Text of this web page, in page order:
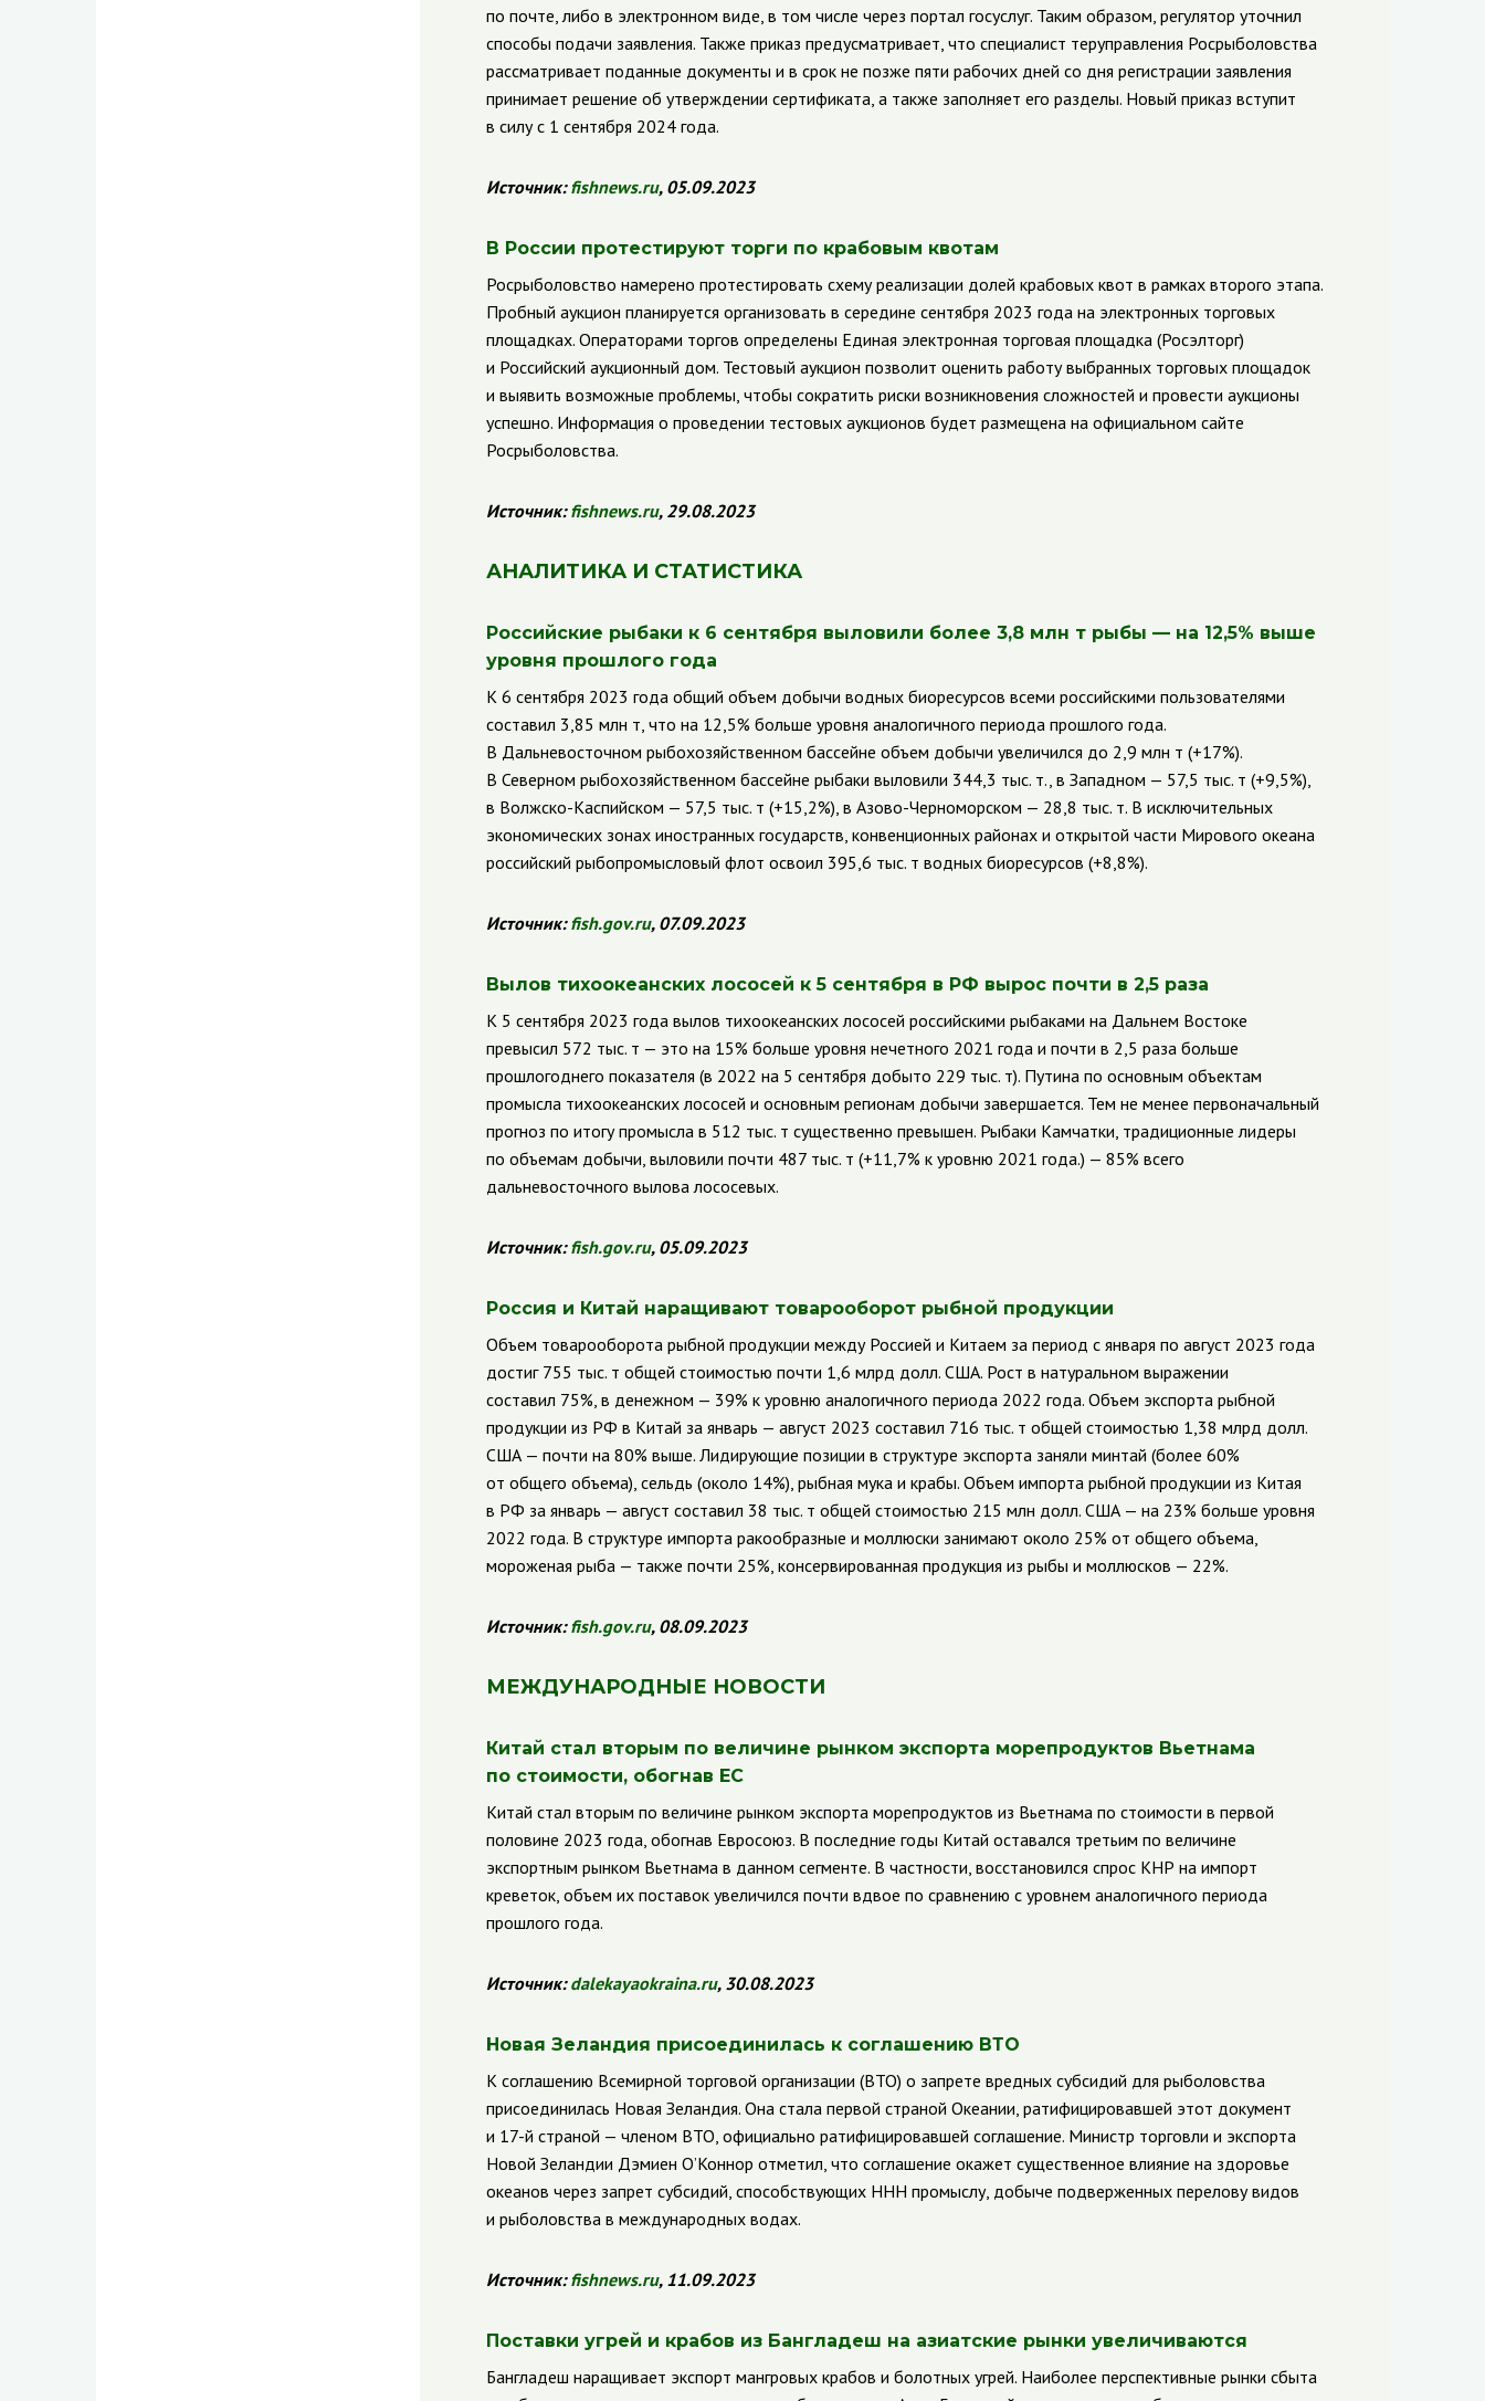
по почте, либо в электронном виде, в том числе через портал госуслуг. Таким образом, регулятор уточнил
способы подачи заявления. Также приказ предусматривает, что специалист теруправления Росрыболовства
рассматривает поданные документы и в срок не позже пяти рабочих дней со дня регистрации заявления
принимает решение об утверждении сертификата, а также заполняет его разделы. Новый приказ вступит
в силу с 1 сентября 2024 года.
Источник:fishnews.ru, 05.09.2023
В России протестируют торги по крабовым квотам
Росрыболовство намерено протестировать схему реализации долей крабовых квот в рамках второго этапа.
Пробный аукцион планируется организовать в середине сентября 2023 года на электронных торговых
площадках. Операторами торгов определены Единая электронная торговая площадка (Росэлторг)
и Российский аукционный дом. Тестовый аукцион позволит оценить работу выбранных торговых площадок
и выявить возможные проблемы, чтобы сократить риски возникновения сложностей и провести аукционы
успешно. Информация о проведении тестовых аукционов будет размещена на официальном сайте
Росрыболовства.
Источник:fishnews.ru, 29.08.2023
АНАЛИТИКА И СТАТИСТИКА
Российские рыбаки к 6 сентября выловили более 3,8 млн т рыбы — на 12,5% выше
уровня прошлого года
К 6 сентября 2023 года общий объем добычи водных биоресурсов всеми российскими пользователями
составил 3,85 млн т, что на 12,5% больше уровня аналогичного периода прошлого года.
В Дальневосточном рыбохозяйственном бассейне объем добычи увеличился до 2,9 млн т (+17%).
В Северном рыбохозяйственном бассейне рыбаки выловили 344,3 тыс. т., в Западном — 57,5 тыс. т (+9,5%),
в Волжско-Каспийском — 57,5 тыс. т (+15,2%), в Азово-Черноморском — 28,8 тыс. т. В исключительных
экономических зонах иностранных государств, конвенционных районах и открытой части Мирового океана
российский рыбопромысловый флот освоил 395,6 тыс. т водных биоресурсов (+8,8%).
Источник:fish.gov.ru, 07.09.2023
Вылов тихоокеанских лососей к 5 сентября в РФ вырос почти в 2,5 раза
К 5 сентября 2023 года вылов тихоокеанских лососей российскими рыбаками на Дальнем Востоке
превысил 572 тыс. т — это на 15% больше уровня нечетного 2021 года и почти в 2,5 раза больше
прошлогоднего показателя (в 2022 на 5 сентября добыто 229 тыс. т). Путина по основным объектам
промысла тихоокеанских лососей и основным регионам добычи завершается. Тем не менее первоначальный
прогноз по итогу промысла в 512 тыс. т существенно превышен. Рыбаки Камчатки, традиционные лидеры
по объемам добычи, выловили почти 487 тыс. т (+11,7% к уровню 2021 года.) — 85% всего
дальневосточного вылова лососевых.
Источник:fish.gov.ru, 05.09.2023
Россия и Китай наращивают товарооборот рыбной продукции
Объем товарооборота рыбной продукции между Россией и Китаем за период с января по август 2023 года
достиг 755 тыс. т общей стоимостью почти 1,6 млрд долл. США. Рост в натуральном выражении
составил 75%, в денежном — 39% к уровню аналогичного периода 2022 года. Объем экспорта рыбной
продукции из РФ в Китай за январь — август 2023 составил 716 тыс. т общей стоимостью 1,38 млрд долл.
США — почти на 80% выше. Лидирующие позиции в структуре экспорта заняли минтай (более 60%
от общего объема), сельдь (около 14%), рыбная мука и крабы. Объем импорта рыбной продукции из Китая
в РФ за январь — август составил 38 тыс. т общей стоимостью 215 млн долл. США — на 23% больше уровня
2022 года. В структуре импорта ракообразные и моллюски занимают около 25% от общего объема,
мороженая рыба — также почти 25%, консервированная продукция из рыбы и моллюсков — 22%.
Источник:fish.gov.ru, 08.09.2023
МЕЖДУНАРОДНЫЕ НОВОСТИ
Китай стал вторым по величине рынком экспорта морепродуктов Вьетнама
по стоимости, обогнав ЕС
Китай стал вторым по величине рынком экспорта морепродуктов из Вьетнама по стоимости в первой
половине 2023 года, обогнав Евросоюз. В последние годы Китай оставался третьим по величине
экспортным рынком Вьетнама в данном сегменте. В частности, восстановился спрос КНР на импорт
креветок, объем их поставок увеличился почти вдвое по сравнению с уровнем аналогичного периода
прошлого года.
Источник:dalekayaokraina.ru, 30.08.2023
Новая Зеландия присоединилась к соглашению ВТО
К соглашению Всемирной торговой организации (ВТО) о запрете вредных субсидий для рыболовства
присоединилась Новая Зеландия. Она стала первой страной Океании, ратифицировавшей этот документ
и 17-й страной — членом ВТО, официально ратифицировавшей соглашение. Министр торговли и экспорта
Новой Зеландии Дэмиен О’Коннор отметил, что соглашение окажет существенное влияние на здоровье
океанов через запрет субсидий, способствующих ННН промыслу, добыче подверженных перелову видов
и рыболовства в международных водах.
Источник:fishnews.ru, 11.09.2023
Поставки угрей и крабов из Бангладеш на азиатские рынки увеличиваются
Бангладеш наращивает экспорт мангровых крабов и болотных угрей. Наиболее перспективные рынки сбыта